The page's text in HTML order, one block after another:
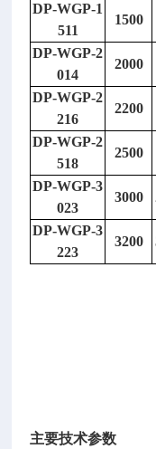
DP-WGP-1
511
1500
DP-WGP-2
014
2000
DP-WGP-2
216
2200
DP-WGP-2
518
2500
DP-WGP-3
023
3000
DP-WGP-3
223
3200
主要技术参数